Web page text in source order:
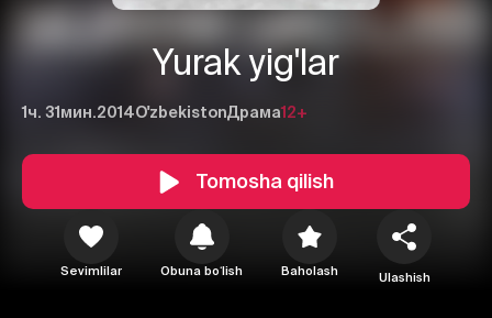
Yurak yig'lar
1ч. 31мин.2014O'zbekistonДрама12+
Tomosha qilish
Sevimlilar Obuna boʻlish Baholash Ulashish
1 2 3
Yuborish
Bekor qilish Tizimga kirish